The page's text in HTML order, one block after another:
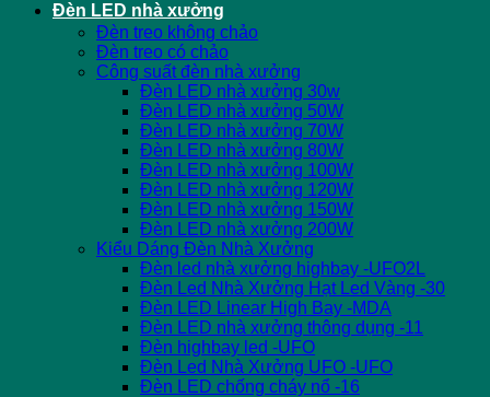
Đèn LED nhà xưởng
Đèn treo không chảo
Đèn treo có chảo
Công suất đèn nhà xưởng
Đèn LED nhà xưởng 30w
Đèn LED nhà xưởng 50W
Đèn LED nhà xưởng 70W
Đèn LED nhà xưởng 80W
Đèn LED nhà xưởng 100W
Đèn LED nhà xưởng 120W
Đèn LED nhà xưởng 150W
Đèn LED nhà xưởng 200W
Kiểu Dáng Đèn Nhà Xưởng
Đèn led nhà xưởng highbay -UFO2L
Đèn Led Nhà Xưởng Hạt Led Vàng -30
Đèn LED Linear High Bay -MDA
Đèn LED nhà xưởng thông dụng -11
Đèn highbay led -UFO
Đèn Led Nhà Xưởng UFO -UFO
Đèn LED chống cháy nổ -16